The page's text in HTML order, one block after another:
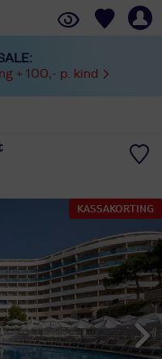
+ 100,- p. kind
KASSAKORTING